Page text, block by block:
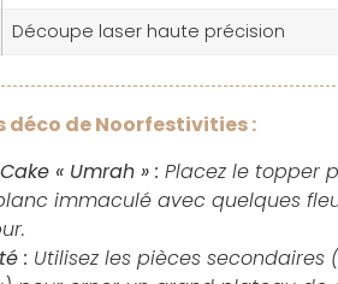
Découpe laser haute précision
déco de Noorfestivities :
« Umrah » : Placez le topper
immaculé avec quelques
: Utilisez les pièces secondaires